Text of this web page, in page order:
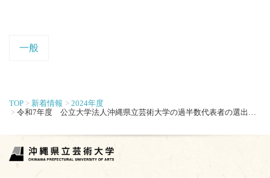
一般
TOP 新着情報
2024年度
令和7年度 公立大学法人沖縄県立芸術大学の過半数代表者の選出について